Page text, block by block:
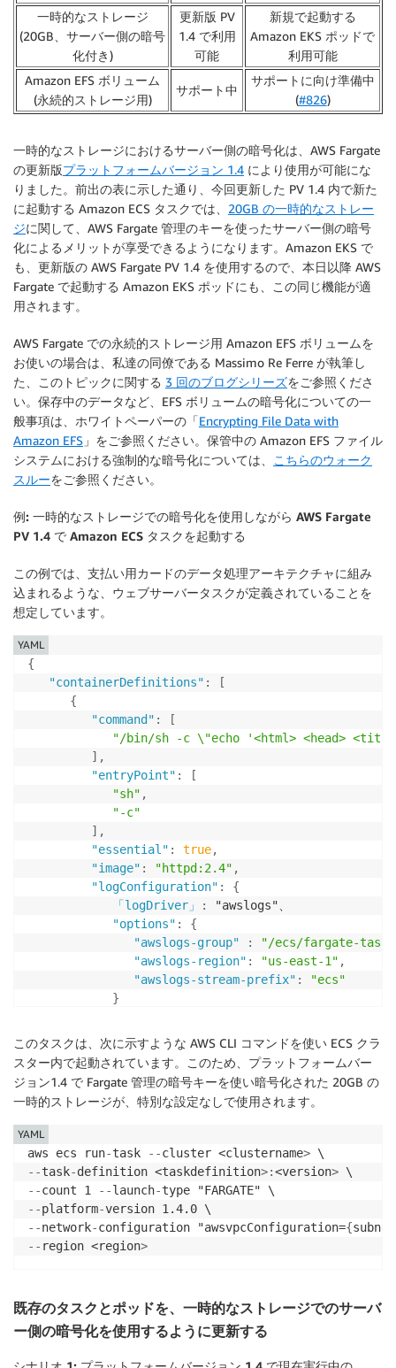
一時的なストレージ
(20GB、サーバー側の暗号
化付き)
更新版 PV
1.4 で利用
可能
新規で起動する
Amazon EKS ポッドで
利用可能
Amazon EFS ボリューム
(永続的ストレージ用)
サポート中
サポートに向け準備中
(#826)
一時的なストレージにおけるサーバー側の暗号化は、AWS Fargate
の更新版プラットフォームバージョン 1.4 により使用が可能にな
りました。前出の表に示した通り、今回更新した PV 1.4 内で新た
に起動する Amazon ECS タスクでは、 20GB の一時的なストレー
ジに関して、AWS Fargate 管理のキーを使ったサーバー側の暗号
化によるメリットが享受できるようになります。Amazon EKS で
も、更新版の AWS Fargate PV 1.4 を使用するので、本日以降 AWS
Fargate で起動する Amazon EKS ポッドにも、この同じ機能が適
用されます。
AWS Fargate での永続的ストレージ用 Amazon EFS ボリュームを
お使いの場合は、私達の同僚である Massimo Re Ferre が執筆し
た、このトピックに関する 3 回のブログシリーズをご参照くださ
い。保存中のデータなど、EFS ボリュームの暗号化についての一
般事項は、ホワイトペーパーの「Encrypting File Data with
Amazon EFS 」をご参照ください。保管中の Amazon EFS ファイル
システムにおける強制的な暗号化については、
こちらのウォーク
スルーをご参照ください。
例: 一時的なストレージでの暗号化を使用しながら AWS Fargate
PV 1.4 で Amazon ECS タスクを起動する
この例では、支払い用カードのデータ処理アーキテクチャに組み
込まれるような、ウェブサーバータスクが定義されていることを
想定しています。
{
"containerDefinitions" :
[
{
"command" :
[
"/bin/sh -c \"echo '<html> <head>
] ,
"entryPoint" :
[
"sh" ,
"-c"
] ,
"essential" : true,
"image" : "httpd:2.4" ,
"logConfiguration" :
{
「logDriver」
:
"awslogs"、
"options" :
{
"awslogs-group"
:
"/ecs/fargate-
"awslogs-region" : "us-east-1" ,
"awslogs-stream-prefix" :
"ecs"
}
"name": "sample-fargate-app" ,
"portMappings"
{
"containerPort": 80
,
"hostPort": 80,
}
]
}
]
"cpu" : "256"
"executionRoleArn"
"requiresCompatibilities": [
"FARGATE"
YAML
このタスクは、次に示すような AWS CLI コマンドを使い ECS クラ
スター内で起動されています。このため、プラットフォームバー
ジョン1.4 で Fargate 管理の暗号キーを使い暗号化された 20GB の
一時的ストレージが、特別な設定なしで使用されます。
aws ecs run-task - -cluster <clustername>
- -task-definition <taskdefinition>:<version>
- -count 1 - -launch-
- -platform-
- -network-configuration "awsvpcConfiguration={
- - region <region>
YAML
既存のタスクとポッドを、一時的なストレージでのサーバ
ー側の暗号化を使用するように更新する